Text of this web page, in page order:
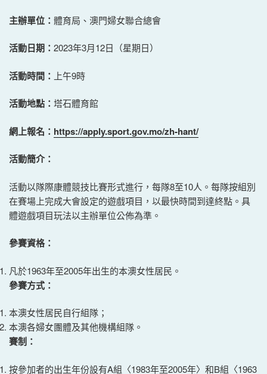
主辦單位： 體育局、澳門婦女聯合總會
活動日期： 2023年3月12日（星期日）
活動時間： 上午9時
活動地點： 塔石體育館
網上報名： https://apply.sport.gov.mo/zh-hant/
活動簡介：
活動以隊際康體競技比賽形式進行，每隊8至10人。每隊按組別
在賽場上完成大會設定的遊戲項目，以最快時間到達終點。具
體遊戲項目玩法以主辦單位公佈為準。
參賽資格：
凡於1963年至2005年出生的本澳女性居民。
參賽方式：
本澳女性居民自行組隊；
本澳各婦女團體及其他機構組隊。
賽制：
按參加者的出生年份設有A組〈1983年至2005年〉和B組〈1963